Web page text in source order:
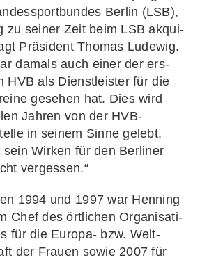
Ber­lin (LSB),
zu sei­ner Zeit beim LSB akqui­
Prä­si­dent Tho­mas Ludewig.
damals auch einer der ers­
HVB als Dienst­leis­ter für die
gese­hen hat. Dies wird
Jah­ren von der HVB-
in sei­nem Sin­ne gelebt.
sein Wir­ken für den Ber­li­ner
vergessen.“
1994 und 1997 war Hen­ning
Chef des ört­li­chen Orga­ni­sa­ti­
für die Euro­­pa- bzw. Welt­
der Frau­en sowie 2007 für